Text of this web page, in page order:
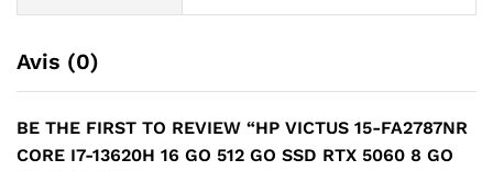
Avis (0)
BE THE FIRST TO REVIEW “HP VICTUS 15-FA2787NR
CORE I7-13620H 16 GO 512 GO SSD RTX 5060 8 GO